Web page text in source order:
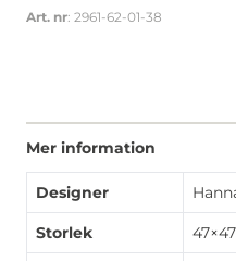
Art. nr: 2961-62-01-38
Mer information
Designer
Storlek